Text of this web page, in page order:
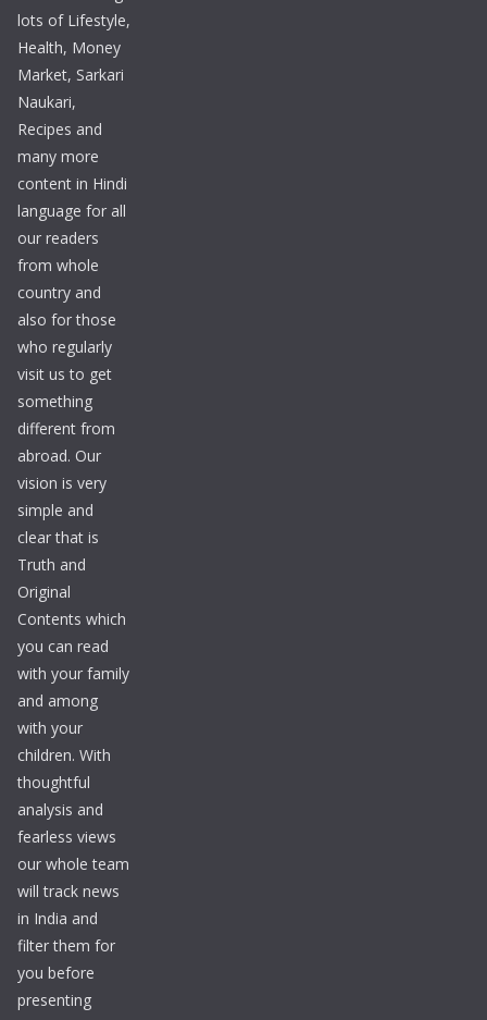
lots of Lifestyle,
Health, Money
Market, Sarkari
Naukari,
Recipes and
many more
content in Hindi
language for all
our readers
from whole
country and
also for those
who regularly
visit us to get
something
different from
abroad. Our
vision is very
simple and
clear that is
Truth and
Original
Contents which
you can read
with your family
and among
with your
children. With
thoughtful
analysis and
fearless views
our whole team
will track news
in India and
filter them for
you before
presenting